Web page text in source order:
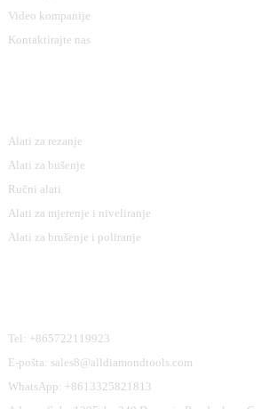
Video kompanije
Kontaktirajte nas
Alati za rezanje
Alati za bušenje
Ručni alati
Alati za mjerenje i niveliranje
Alati za brušenje i poliranje
Tel: +865722119923
E-pošta: sales8@alldiamondtools.com
WhatsApp: +8613325821813